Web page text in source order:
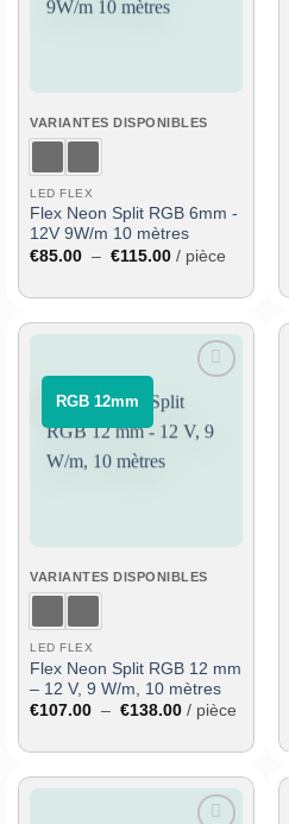
VARIANTES DISPONIBLES
LED FLEX
Flex Neon Split RGB 6mm -
12V 9W/m 10 mètres
€85.00 – €115.00Plage
de
€85.00
€115.00
/ pièce
⠀RGB 12mm⠀
Ajouter
à la liste
de
souhaits
VARIANTES DISPONIBLES
LED FLEX
Flex Neon Split RGB 12 mm
– 12 V, 9 W/m, 10 mètres
€107.00 – €138.00Plage
de
€107.00
€138.00
/ pièce